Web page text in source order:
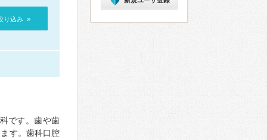
り込み »
です。歯や歯
す。歯科口腔